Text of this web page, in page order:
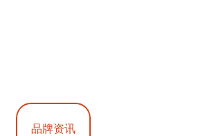
品牌资讯